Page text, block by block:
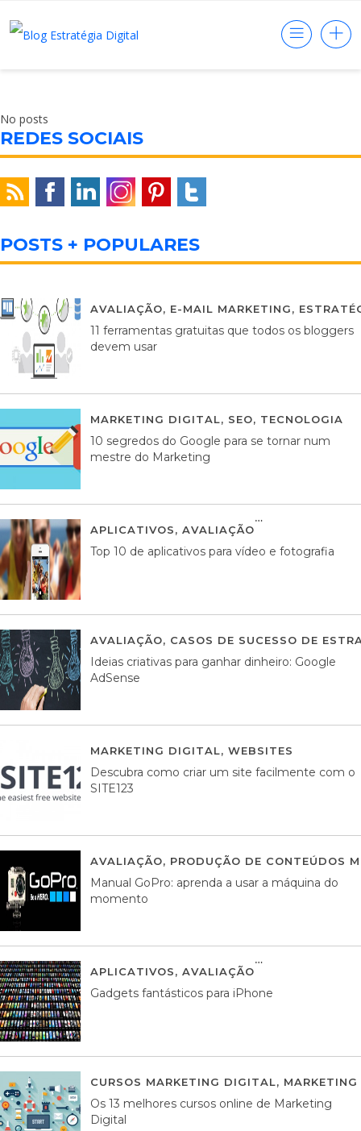
No posts
REDES SOCIAIS
POSTS + POPULARES
AVALIAÇÃO, E-MAIL MARKETING,
11 ferramentas gratuitas que todos os bloggers
devem usar
MARKETING DIGITAL, SEO, TECNOLOGIA
10 segredos do Google para se tornar num
mestre do Marketing
APLICATIVOS, AVALIAÇÃO
Top 10 de aplicativos para vídeo e fotografia
AVALIAÇÃO, CASOS DE SUCESSO DE
Ideias criativas para ganhar dinheiro: Google
AdSense
MARKETING DIGITAL, WEBSITES
Descubra como criar um site facilmente com o
SITE123
AVALIAÇÃO, PRODUÇÃO DE CONTEÚDOS
Manual GoPro: aprenda a usar a máquina do
momento
APLICATIVOS, AVALIAÇÃO
Gadgets fantásticos para iPhone
CURSOS MARKETING DIGITAL,
Os 13 melhores cursos online de Marketing
Digital